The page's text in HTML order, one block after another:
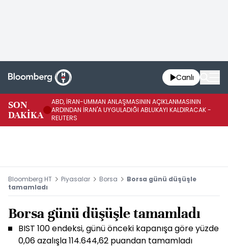
Canlı
SON
DAKİKA
ABD, İRAN-UMMAN ANLAŞMASININ AÇIKLANMASININ
ARDINDAN İRAN'A UYGULADIĞI ABLUKAYI KALDIRACAK -
REUTERS
Bloomberg HT Piyasalar Borsa
Borsa günü düşüşle
tamamladı
Borsa günü düşüşle tamamladı
BIST 100 endeksi, günü önceki kapanışa göre yüzde
0,06 azalışla 114.644,62 puandan tamamladı